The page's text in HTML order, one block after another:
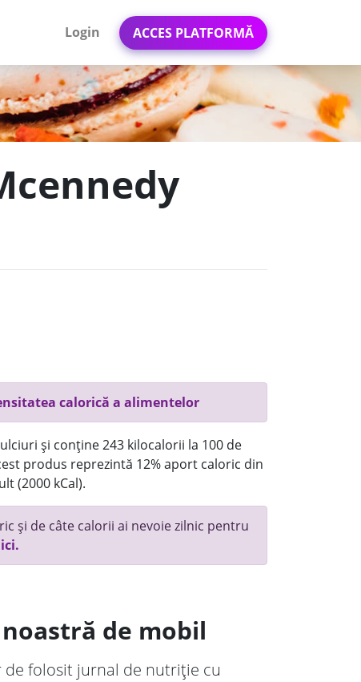
Login ACCES PLATFORMĂ
calorică a alimentelor
și conține 243 kilocalorii la 100 de
produs reprezintă 12% aport caloric din
(2000 kCal).
și de câte calorii ai nevoie zilnic pentru
de mobil
de folosit jurnal de nutriție cu